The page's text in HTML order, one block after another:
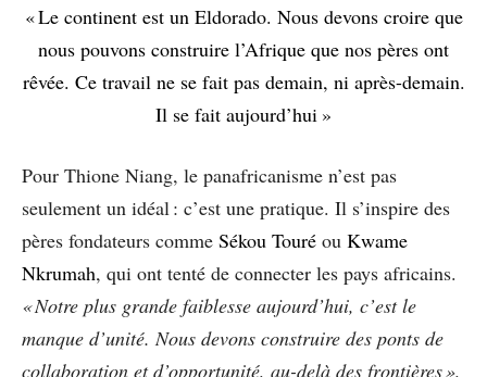
« Le continent est un Eldorado. Nous devons croire que
nous pouvons construire l’Afrique que nos pères ont
rêvée. Ce travail ne se fait pas demain, ni après-demain.
Il se fait aujourd’hui »
Pour Thione Niang, le panafricanisme n’est pas
seulement un idéal : c’est une pratique. Il s’inspire des
pères fondateurs comme Sékou Touré ou Kwame
Nkrumah, qui ont tenté de connecter les pays africains.
« Notre plus grande faiblesse aujourd’hui, c’est le
manque d’unité. Nous devons construire des ponts de
collaboration et d’opportunité, au-delà des frontières »,